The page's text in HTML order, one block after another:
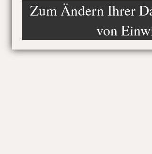
Zum Ändern Ihrer
von